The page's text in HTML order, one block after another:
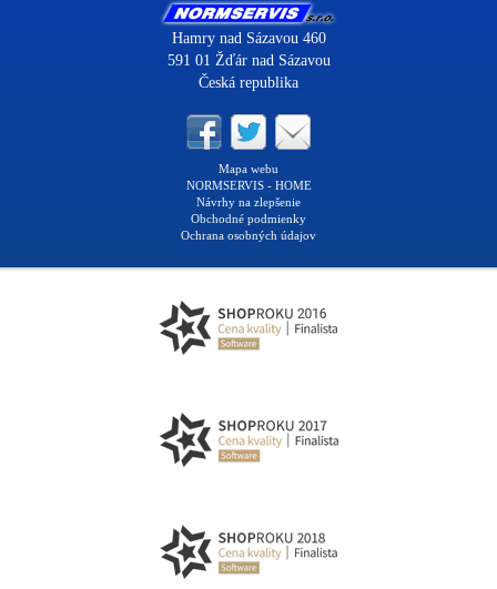
Hamry nad Sázavou 460
591 01 Žďár nad Sázavou
Česká republika
Mapa webu
NORMSERVIS - HOME
Návrhy na zlepšenie
Obchodné podmienky
Ochrana osobných údajov